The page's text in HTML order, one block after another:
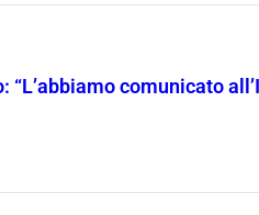
comunicato